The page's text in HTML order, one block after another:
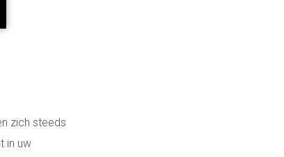
zich steeds
in uw